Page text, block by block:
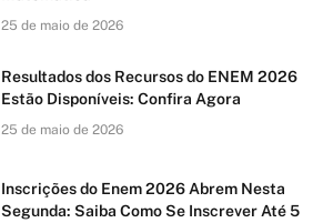
25 de maio de 2026
Resultados dos Recursos do ENEM 2026
Estão Disponíveis: Confira Agora
25 de maio de 2026
Inscrições do Enem 2026 Abrem Nesta
Segunda: Saiba Como Se Inscrever Até 5